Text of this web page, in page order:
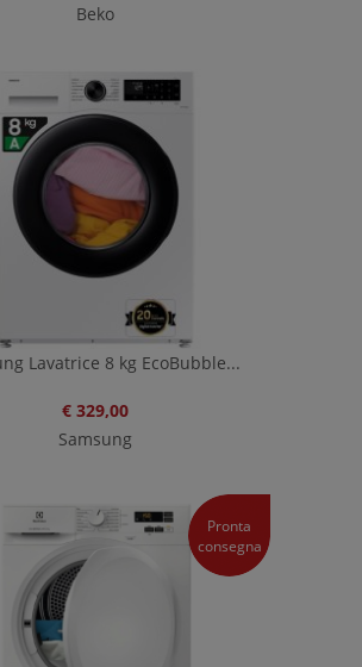
Beko
Lavatrice 8 kg EcoBubble...
€ 329,00
Samsung
Pronta
consegna